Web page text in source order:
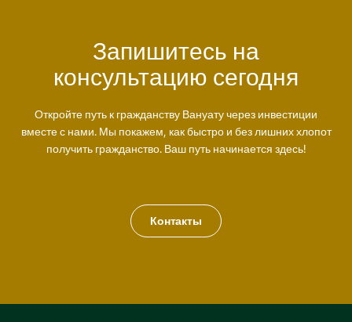
Запишитесь на
консультацию сегодня
Откройте путь к гражданству Вануату через инвестиции
вместе с нами. Мы покажем, как быстро и без лишних хлопот
получить гражданство. Ваш путь начинается здесь!
Контакты